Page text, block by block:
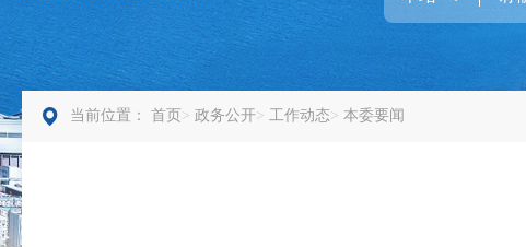
当前位置： 首页 政务公开 工作动态 本委要闻